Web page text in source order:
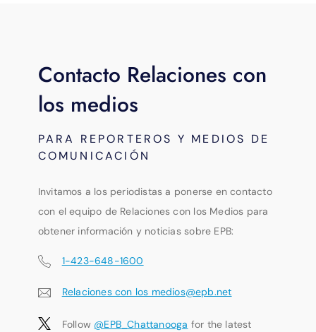
Contacto Relaciones con
los medios
PARA REPORTEROS Y MEDIOS DE
COMUNICACIÓN
Invitamos a los periodistas a ponerse en contacto
con el equipo de Relaciones con los Medios para
obtener información y noticias sobre EPB:
1-423-648-1600
Relaciones con los medios@epb.net
Follow @EPB_Chattanooga for the latest